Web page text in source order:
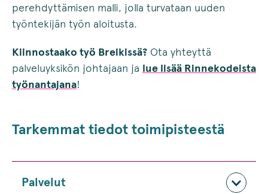
perehdyttämisen malli, jolla turvataan uuden
työntekijän työn aloitusta.
Kiinnostaako työ Breikissä? Ota yhteyttä
palveluyksikön johtajaan ja lue lisää Rinnekodeista
työnantajana!
Tarkemmat tiedot toimipisteestä
Palvelut